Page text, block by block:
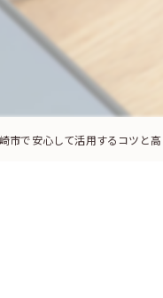
遺品整理
アクセサリー
市で安心して活用するコツと